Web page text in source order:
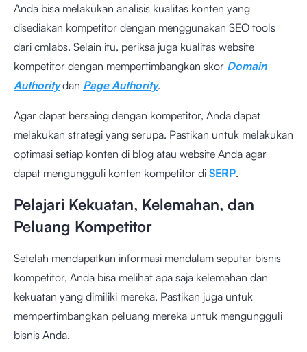
Anda bisa melakukan analisis kualitas konten yang
disediakan kompetitor dengan menggunakan SEO tools
dari cmlabs. Selain itu, periksa juga kualitas website
kompetitor dengan mempertimbangkan skor Domain
Authoritydan Page Authority.
Agar dapat bersaing dengan kompetitor, Anda dapat
melakukan strategi yang serupa. Pastikan untuk melakukan
optimasi setiap konten di blog atau website Anda agar
dapat mengungguli konten kompetitor di SERP.
Pelajari Kekuatan, Kelemahan, dan
Peluang Kompetitor
Setelah mendapatkan informasi mendalam seputar bisnis
kompetitor, Anda bisa melihat apa saja kelemahan dan
kekuatan yang dimiliki mereka. Pastikan juga untuk
mempertimbangkan peluang mereka untuk mengungguli
bisnis Anda.